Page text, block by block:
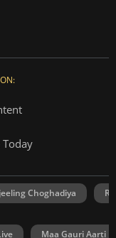
Choghadiya
Maa Gauri Aarti